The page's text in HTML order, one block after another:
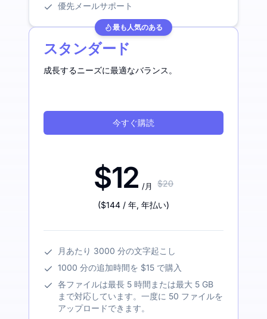
優先メールサポート
最も人気のある
スタンダード
成長するニーズに最適なバランス。
今すぐ購読
$12 /月 $20
($144 / 年, 年払い)
月あたり 3000 分の文字起こし
1000 分の追加時間を $15 で購入
各ファイルは最長 5 時間または最大 5 GB
まで対応しています。一度に 50 ファイルを
アップロードできます。